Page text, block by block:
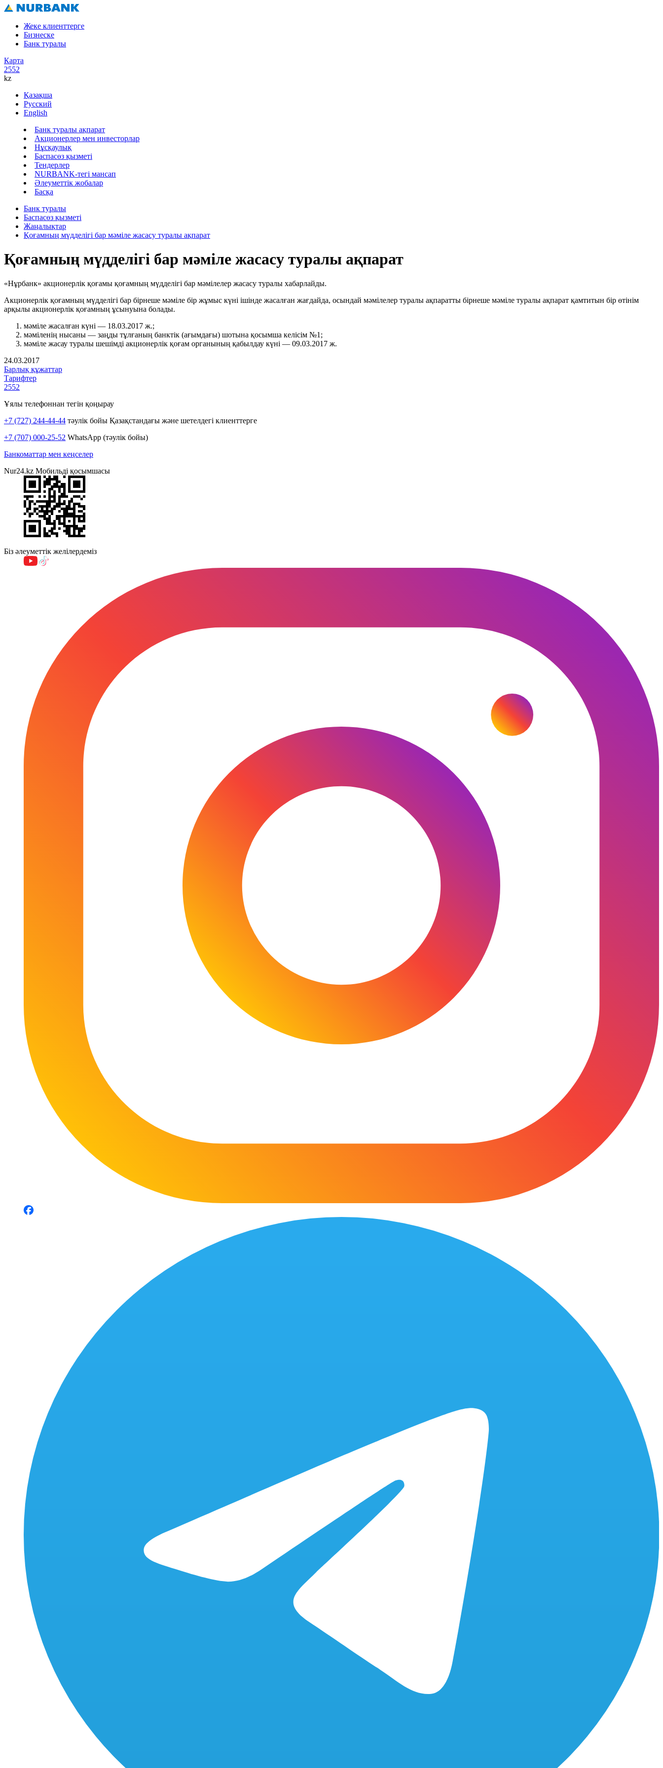
Жеке клиенттерге
Бизнеске
Банк туралы
Карта
2552
kz
Қазақша
Русский
English
Банк туралы ақпарат
Акционерлер мен инвесторлар
Нұсқаулық
Баспасөз қызметі
Тендерлер
NURBANK-тегі мансап
Әлеуметтік жобалар
Басқа
Банк туралы
Баспасөз қызметі
Жаңалықтар
Қоғамның мүдделігі бар мәміле жасасу туралы ақпарат
Қоғамның мүдделігі бар мәміле жасасу туралы ақпарат
«Нұрбанк» акционерлік қоғамы қоғамның мүдделігі бар мәмілелер жасасу туралы хабарлайды.
Акционерлік қоғамның мүдделігі бар бірнеше мәміле бір жұмыс күні ішінде жасалған жағдайда, осындай мәмілелер туралы ақпаратты бірнеше мәміле туралы ақпарат қамтитын бір өтінім
арқылы акционерлік қоғамның ұсынуына болады.
мәміле жасалған күні — 18.03.2017 ж.;
мәміленің нысаны — заңды тұлғаның банктік (ағымдағы) шотына қосымша келісім №1;
мәміле жасау туралы шешімді акционерлік қоғам органының қабылдау күні — 09.03.2017 ж.
24.03.2017
Барлық құжаттар
Тарифтер
2552
Ұялы телефоннан тегін қоңырау
+7 (727) 244-44-44 тәулік бойы Қазақстандағы және шетелдегі клиенттерге
+7 (707) 000-25-52 WhatsApp (тәулік бойы)
Банкоматтар мен кеңселер
Nur24.kz Мобильді қосымшасы
Біз әлеуметтік желілердеміз